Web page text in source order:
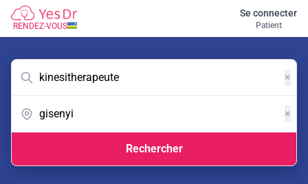
RENDEZ-VOUS
Se connecter
Patient
×
×
Rechercher